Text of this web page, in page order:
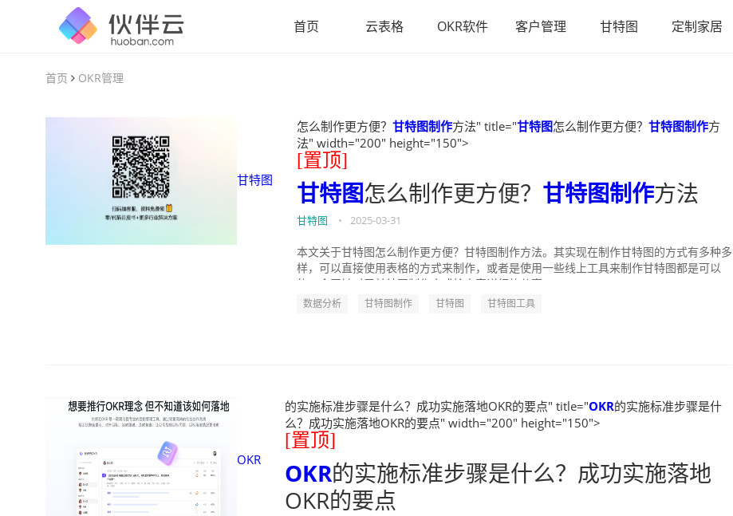
首页 云表格 OKR软件 客户管理 甘特图 定制家居
首页 OKR管理
甘特图
怎么制作更方便？ 甘特图制作方法" title="甘特图怎么制作更方便？ 甘特图制作方
法" width="200" height="150">
[置顶]
甘特图怎么制作更方便？ 甘特图制作方法
甘特图 • 2025-03-31
本文关于甘特图怎么制作更方便？甘特图制作方法。其实现在制作甘特图的方式有多种多
样，可以直接使用表格的方式来制作，或者是使用一些线上工具来制作甘特图都是可以
数据分析 甘特图制作 甘特图 甘特图工具
OKR
的实施标准步骤是什么？成功实施落地OKR的要点" title="OKR的实施标准步骤是什
么？成功实施落地OKR的要点" width="200" height="150">
[置顶]
OKR的实施标准步骤是什么？成功实施落地
OKR的要点